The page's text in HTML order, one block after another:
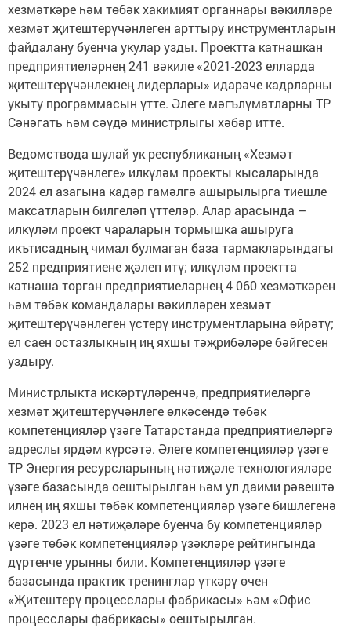
хезмәткәре һәм төбәк хакимият органнары вәкилләре
хезмәт җитештерүчәнлеген арттыру инструментларын
файдалану буенча укулар узды. Проектта катнашкан
предприятиеләрнең 241 вәкиле «2021-2023 елларда
җитештерүчәнлекнең лидерлары» идарәче кадрларны
укыту программасын үтте. Әлеге мәгълүматларны ТР
Сәнәгать һәм сәүдә министрлыгы хәбәр итте.
Ведомствода шулай ук республиканың «Хезмәт
җитештерүчәнлеге» илкүләм проекты кысаларында
2024 ел азагына кадәр гамәлгә ашырылырга тиешле
максатларын билгеләп үттеләр. Алар арасында –
илкүләм проект чараларын тормышка ашыруга
икътисадның чимал булмаган база тармакларындагы
252 предприятиене җәлеп итү; илкүләм проектта
катнаша торган предприятиеләрнең 4 060 хезмәткәрен
һәм төбәк командалары вәкилләрен хезмәт
җитештерүчәнлеген үстерү инструментларына өйрәтү;
ел саен остазлыкның иң яхшы тәҗрибәләре бәйгесен
уздыру.
Министрлыкта искәртүләренчә, предприятиеләргә
хезмәт җитештерүчәнлеге өлкәсендә төбәк
компетенцияләр үзәге Татарстанда предприятиеләргә
адреслы ярдәм күрсәтә. Әлеге компетенцияләр үзәге
ТР Энергия ресурсларының нәтиҗәле технологияләре
үзәге базасында оештырылган һәм ул даими рәвештә
илнең иң яхшы төбәк компетенцияләр үзәге бишлегенә
керә. 2023 ел нәтиҗәләре буенча бу компетенцияләр
үзәге төбәк компетенцияләр үзәкләре рейтингында
дүртенче урынны били. Компетенцияләр үзәге
базасында практик тренинглар үткәрү өчен
«Җитештерү процесслары фабрикасы» һәм «Офис
процесслары фабрикасы» оештырылган.